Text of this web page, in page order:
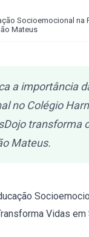
Socioemocional na
Mateus
a importância
no Colégio
transforma
Mateus.
Vidas em